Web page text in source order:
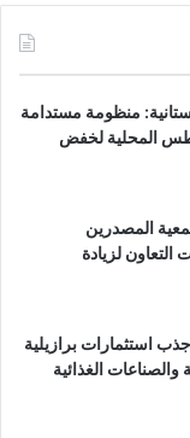
منظومة مستدامة
المحلية لخفض
المصدرين
التعاون لزيادة
استثمارات برازيلية
الغذائية